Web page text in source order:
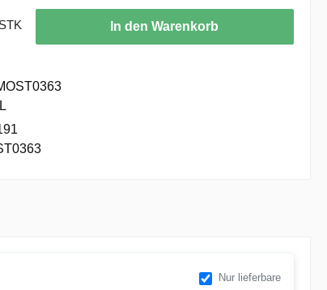
gewünschten Wert ein oder benutze die Schaltflächen um
STK In den Warenkorb
Nur lieferbare